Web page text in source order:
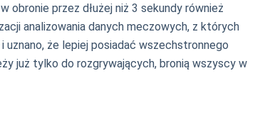
obronie przez dłużej niż 3 sekundy również
analizowania danych meczowych, z których
że lepiej posiadać wszechstronnego
już tylko do rozgrywających, bronią wszyscy w